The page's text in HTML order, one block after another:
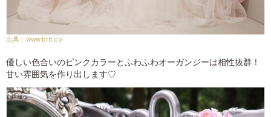
www.brit.co
優しい色合いのピンクカラーとふわふわオーガンジーは相性抜群！
甘い雰囲気を作り出します♡